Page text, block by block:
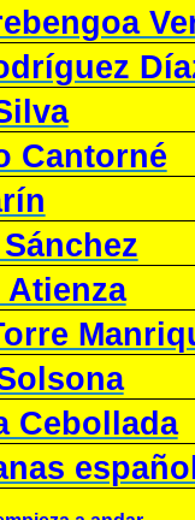
Cantorné
Cebollada